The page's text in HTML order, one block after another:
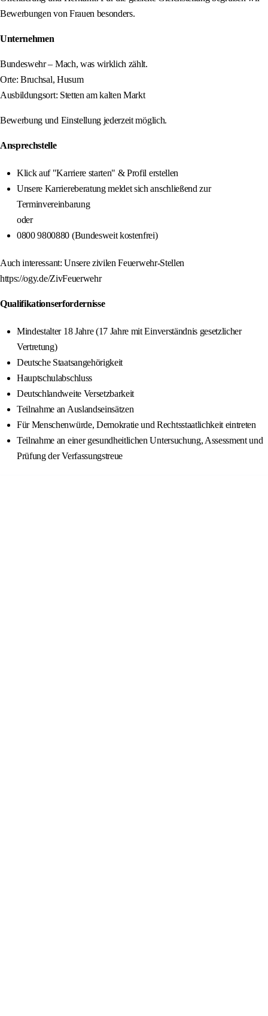
Bewerbungen von Frauen besonders.
Unternehmen
Bundeswehr – Mach, was wirklich zählt.
Orte: Bruchsal, Husum
Ausbildungsort: Stetten am kalten Markt
Bewerbung und Einstellung jederzeit möglich.
Ansprechstelle
Klick auf "Karriere starten" & Profil erstellen
Unsere Karriereberatung meldet sich anschließend zur
Terminvereinbarung
oder
0800 9800880 (Bundesweit kostenfrei)
Auch interessant: Unsere zivilen Feuerwehr-Stellen
https://ogy.de/ZivFeuerwehr
Qualifikationserfordernisse
Mindestalter 18 Jahre (17 Jahre mit Einverständnis gesetzlicher
Vertretung)
Deutsche Staatsangehörigkeit
Hauptschulabschluss
Deutschlandweite Versetzbarkeit
Teilnahme an Auslandseinsätzen
Für Menschenwürde, Demokratie und Rechtsstaatlichkeit eintreten
Teilnahme an einer gesundheitlichen Untersuchung, Assessment und
Prüfung der Verfassungstreue